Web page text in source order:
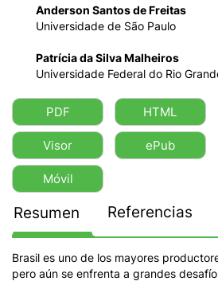
Anderson Santos de Freitas
Universidade de São Paulo
Patrícia da Silva Malheiros
Universidade Federal do Rio
PDF HTML
Visor ePub
Móvil
Resumen Referencias
Brasil es uno de los mayores
pero aún se enfrenta a grandes